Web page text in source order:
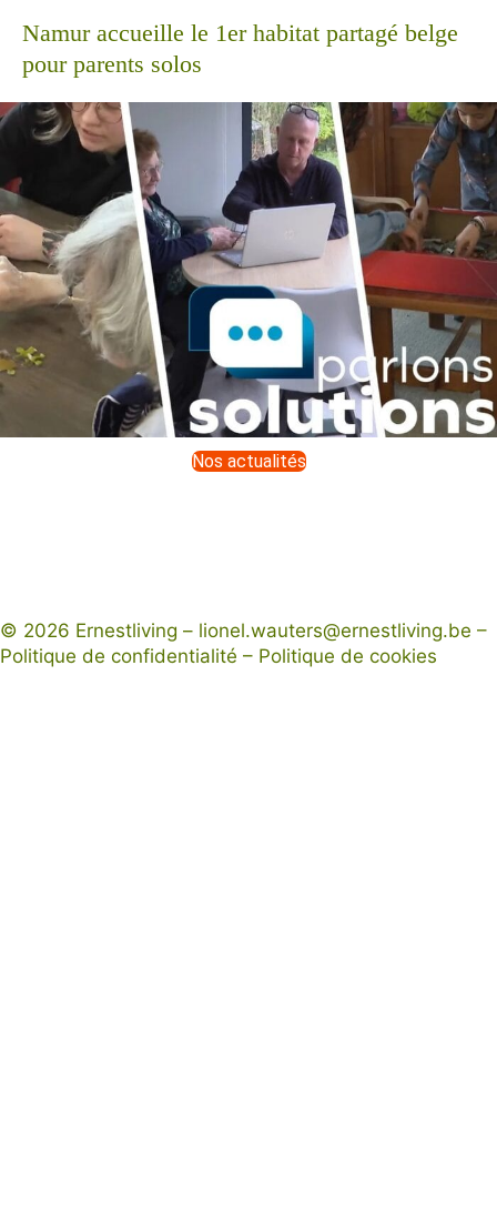
Namur accueille le 1er habitat partagé belge
pour parents solos
Nos actualités
© 2026 Ernestliving – lionel.wauters@ernestliving.be –
Politique de confidentialité – Politique de cookies